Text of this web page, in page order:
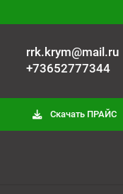
rrk.krym@mail.ru
+73652777344
Скачать ПРАЙС